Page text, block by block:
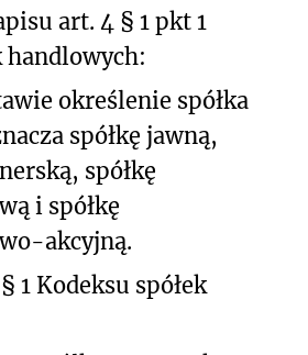
art. 4 § 1 pkt 1
handlowych:
określenie spółka
spółkę jawną,
spółkę
i spółkę
akcyjną.
1 Kodeksu spółek